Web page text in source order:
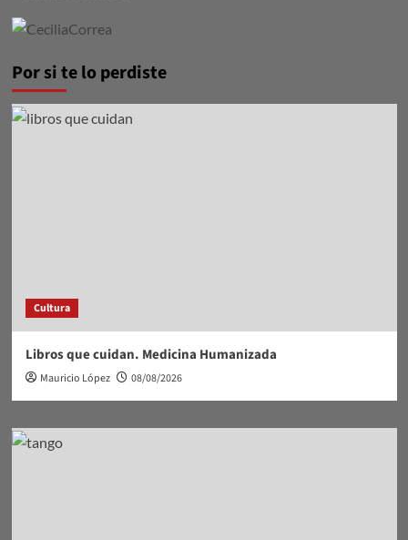
Por si te lo perdiste
Cultura
Libros que cuidan. Medicina Humanizada
Mauricio López 08/08/2026